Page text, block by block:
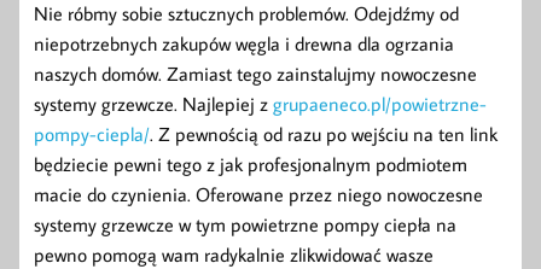
Nie róbmy sobie sztucznych problemów. Odejdźmy od
niepotrzebnych zakupów węgla i drewna dla ogrzania
naszych domów. Zamiast tego zainstalujmy nowoczesne
systemy grzewcze. Najlepiej z grupaeneco.pl/powietrzne-
pompy-ciepla/. Z pewnością od razu po wejściu na ten link
będziecie pewni tego z jak profesjonalnym podmiotem
macie do czynienia. Oferowane przez niego nowoczesne
systemy grzewcze w tym powietrzne pompy ciepła na
pewno pomogą wam radykalnie zlikwidować wasze